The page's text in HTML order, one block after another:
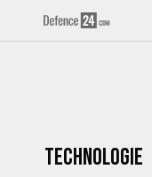
Technologie